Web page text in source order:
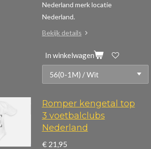
Nederland merk locatie
Nederland.
Bekijk details
In winkelwagen
Romper kengetal top
3 voetbalclubs
Nederland
€ 21,95